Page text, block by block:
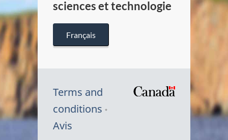
sciences et technologie
Français
Terms and
conditions
Avis
Symbole